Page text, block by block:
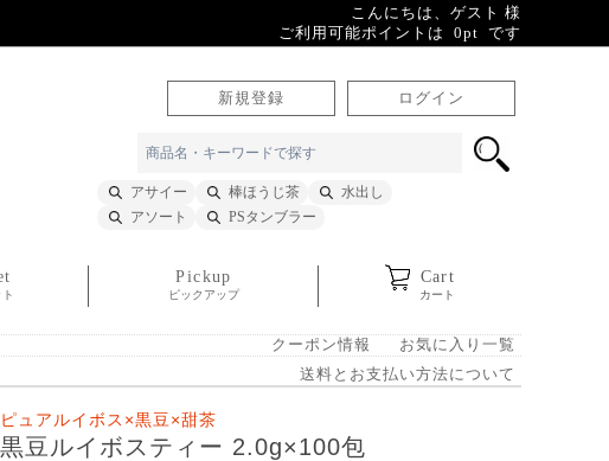
こんにちは、ゲスト 様
ご利用可能ポイントは 0pt です
新規登録 ログイン
アサイー 棒ほうじ茶
水出し
アソート
PSタンブラー
Pickup
ピックアップ
Cart
カート
クーポン情報
お気に入り一覧
送料とお支払い方法について
ピュアルイボス×黒豆×甜茶
黒豆ルイボスティー 2.0g×100包